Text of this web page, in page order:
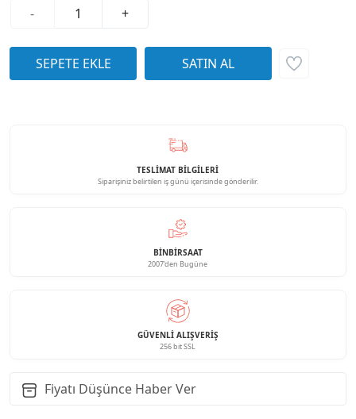
-
+
TESLİMAT BİLGİLERİ
Siparişiniz belirtilen iş günü içerisinde gönderilir.
BINBIRSAAT
2007'den Bugüne
GÜVENLI ALIŞVERIŞ
256 bit SSL
Fiyatı Düşünce Haber Ver